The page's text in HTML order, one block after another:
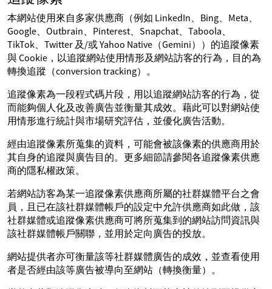
本網站使用來自多家供應商（例如 LinkedIn、Bing、Meta、
Google、Outbrain、Pinterest、Snapchat、Taboola、
TikTok、Twitter 及/或 Yahoo Native（Gemini））的追蹤像素
與 Cookie，以追蹤網站使用情形及網站訪客的行為，目的為
轉換追蹤（conversion tracking）。
追蹤像素為一段程式碼片段，用以追蹤網站訪客的行為，從
而能夠個人化及改善廣告並衡量其成效。藉此可以對網站使
用情形進行統計與市場研究評估，並優化廣告活動。
經由追蹤像素所蒐集的資料，可能會被該像素的供應商用於
其自身的追蹤與廣告目的。更多細節請參閱各追蹤像素供應
商的隱私權政策。
若網站訪客為某一追蹤像素供應商所屬的社群媒體平台之會
員，且已在該社群媒體帳戶的設定中允許供應商如此做，該
社群媒體或追蹤像素供應商可將所蒐集到的網站訪問資訊與
該社群媒體帳戶關聯，並用於定向廣告的投放。
網站提供者亦可衡量該等社群媒體廣告的成效，並查看使用
者是否經由該等廣告被導向至網站（轉換衡量）。